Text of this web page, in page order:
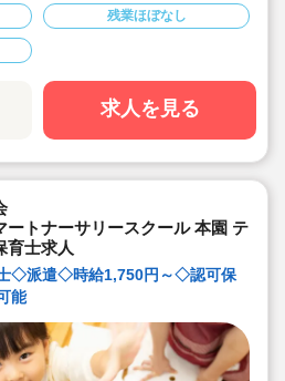
ートからご紹介させていただいている法
就業できます♪
園です。
務と担任業務と選択可。
駅」徒歩16分の認可保育園です。
ンサルタントがあなたの派遣就業を安心
す
残業ほぼなし
求人を見る
ートナーサリースクール 本園 テ
育士求人
◇派遣◇時給1,750円～◇認可保
能